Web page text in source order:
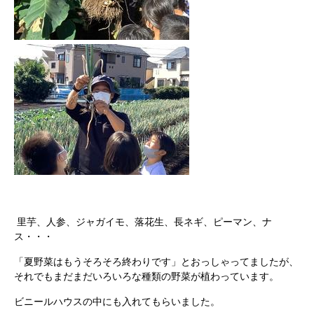
里芋、人参、ジャガイモ、落花生、長ネギ、ピーマン、ナ
ス・・・
「夏野菜はもうそろそろ終わりです」とおっしゃってましたが、
それでもまだまだいろいろな種類の野菜が植わっています。
ビニールハウスの中にも入れてもらいました。